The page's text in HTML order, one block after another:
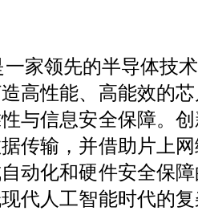
家领先的半导体技
高性能、高能效的
与信息安全保障。
传输，并借助片上网
动化和硬件安全保障
代人工智能时代的